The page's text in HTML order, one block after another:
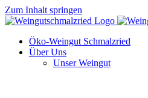
Zum Inhalt springen
Öko-Weingut Schmalzried
Über Uns
Unser Weingut